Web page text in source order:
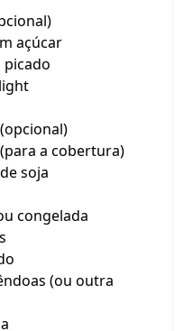
açúcar
picado
a cobertura)
soja
congelada
(ou outra